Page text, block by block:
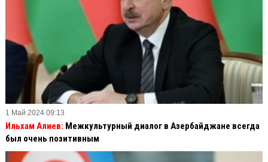
1 Май 2024 09:13
Ильхам Алиев: Межкультурный диалог в Азербайджане всегда
был очень позитивным